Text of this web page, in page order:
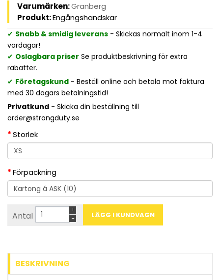
Varumärken:Granberg
Produkt:Engångshandskar
✔ Snabb & smidig leverans - Skickas normalt inom 1-4
vardagar!
✔ Oslagbara priser Se produktbeskrivning för extra
rabatter.
✔ Företagskund - Beställ online och betala mot faktura
med 30 dagars betalningstid!
Privatkund - Skicka din beställning till
order@strongduty.se
Storlek
Förpackning
Antal −
+
BESKRIVNING